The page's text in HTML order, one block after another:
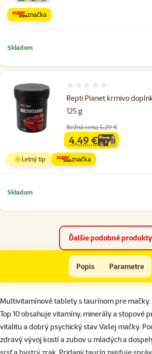
značka
Skladom
Repti Planet krmivo
125 g
Bežná cena 5,29 €
familycena
4,49 €
☀️Letný tip značka
Skladom
Ďalšie podobné produkty
Tablety TOP 10 pre macky 180tbl
Popis Parametre
Na začiatok stránky
superzoo.product.detail.content
Multivitamínové tablety s taurínom pre mačky.
Top 10 obsahuje vitamíny, minerály a stopové
vitalitu a dobrý psychický stav Vašej mačky.
zdravý vývoj kostí a zubov u mladých a
srsť a bystrý zrak. Pridaný taurín zaisťuje